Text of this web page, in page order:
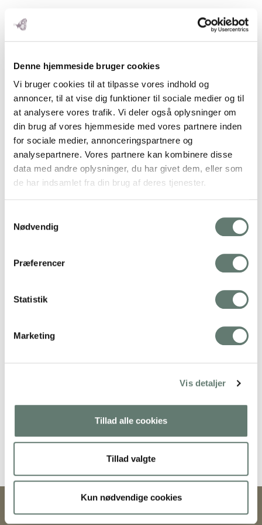
Denne hjemmeside bruger cookies
Vi bruger cookies til at tilpasse vores indhold og
annoncer, til at vise dig funktioner til sociale medier og til
at analysere vores trafik. Vi deler også oplysninger om
din brug af vores hjemmeside med vores partnere inden
for sociale medier, annonceringspartnere og
analysepartnere. Vores partnere kan kombinere disse
data med andre oplysninger, du har givet dem, eller som
de har indsamlet fra din brug af deres tjenester.
Nødvendig
Præferencer
Statistik
Marketing
Vis detaljer
Tillad alle cookies
Tillad valgte
Kun nødvendige cookies
Mothering Guiding | CVR 28237618 | rose@rosemaimonide.com |
Handelsbetingelser
Copyright 2026 – Rose Maimonide. All Rights Reserved. Webdesign by
DIGITAL TALES.